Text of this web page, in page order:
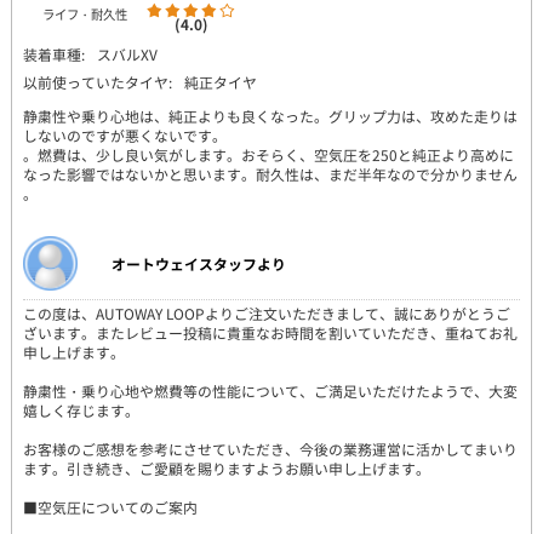
ライフ・耐久性
(4.0)
装着車種:
スバルXV
以前使っていたタイヤ: 純正タイヤ
静粛性や乗り心地は、純正よりも良くなった。グリップ力は、攻めた走りは
しないのですが悪くないです。
。燃費は、少し良い気がします。おそらく、空気圧を250と純正より高めに
なった影響ではないかと思います。耐久性は、まだ半年なので分かりません
。
オートウェイスタッフより
この度は、AUTOWAY LOOPよりご注文いただきまして、誠にありがとうご
ざいます。またレビュー投稿に貴重なお時間を割いていただき、重ねてお礼
申し上げます。
静粛性・乗り心地や燃費等の性能について、ご満足いただけたようで、大変
嬉しく存じます。
お客様のご感想を参考にさせていただき、今後の業務運営に活かしてまいり
ます。引き続き、ご愛顧を賜りますようお願い申し上げます。
■空気圧についてのご案内